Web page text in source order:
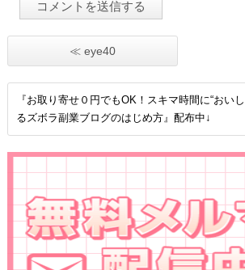
≪ eye40
『お取り寄せ０円でもOK！スキマ時間に“おい
るズボラ副業ブログのはじめ方』配布中↓